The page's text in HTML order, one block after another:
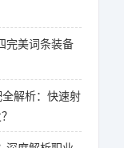
完美词条装备
解析：快速射